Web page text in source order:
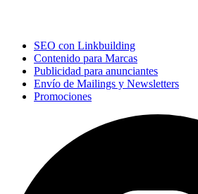
SEO con Linkbuilding
Contenido para Marcas
Publicidad para anunciantes
Envío de Mailings y Newsletters
Promociones